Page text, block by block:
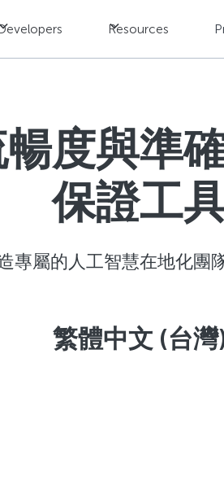
Resources
度與準
保證工
專屬的人工智慧在地化團
繁體中文 (台灣